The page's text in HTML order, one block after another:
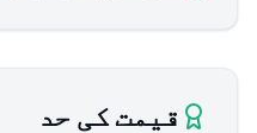
قیمت کی حد